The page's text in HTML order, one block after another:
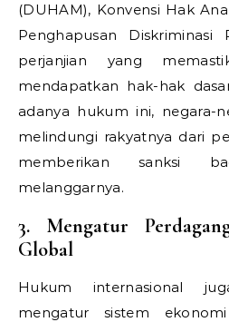
(DUHAM), Konvensi Hak
Penghapusan Diskriminasi
perjanjian yang
mendapatkan hak-hak
adanya hukum ini, negara-
melindungi rakyatnya dari
memberikan sanksi
melanggarnya.
3. Mengatur
Global
Hukum internasional
mengatur sistem